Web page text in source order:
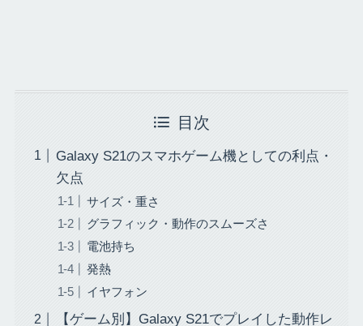
目次
Galaxy S21のスマホゲーム機としての利点・
欠点
サイズ・重さ
グラフィック・動作のスムーズさ
電池持ち
発熱
イヤフォン
【ゲーム別】Galaxy S21でプレイした動作レ